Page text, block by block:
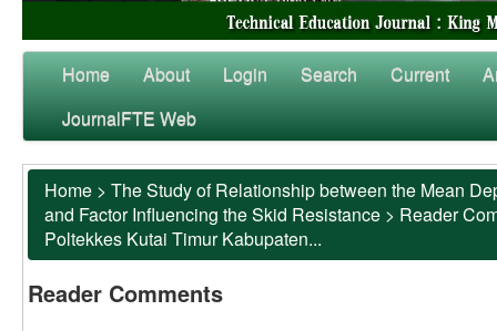
Home About Login Search Current
JournalFTE Web
Home > The Study of Relationship between the Mean
and Factor Influencing the Skid Resistance > Reader
Poltekkes Kutai Timur Kabupaten...
Reader Comments